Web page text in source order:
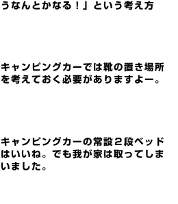
うなんとかなる！」という考え方
キャンピングカーでは靴の置き場所
を考えておく必要がありますよー。
キャンピングカーの常設２段ベッド
はいいね。でも我が家は取ってしま
いました。